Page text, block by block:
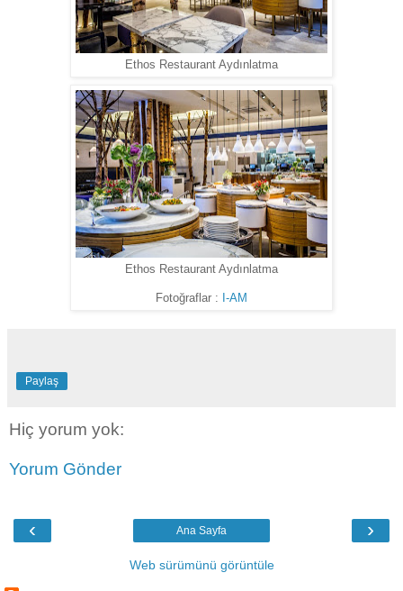
Ethos Restaurant Aydınlatma
Ethos Restaurant Aydınlatma
Fotoğraflar : I-AM
Paylaş
Hiç yorum yok:
Yorum Gönder
‹ ›
Ana Sayfa
Web sürümünü görüntüle